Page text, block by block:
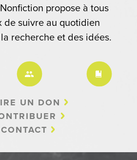
propose à tous
de suivre au quotidien
recherche et des idées.
UN DON
CONTACT